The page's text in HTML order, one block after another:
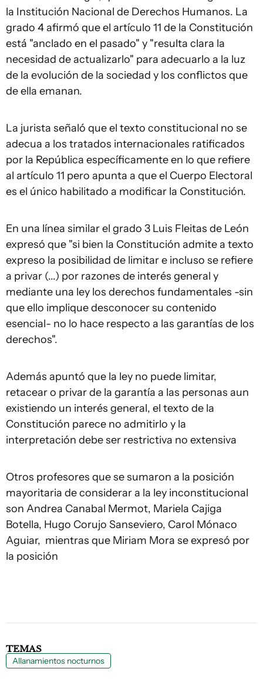
la Institución Nacional de Derechos Humanos. La
grado 4 afirmó que el artículo 11 de la Constitución
está "anclado en el pasado" y "resulta clara la
necesidad de actualizarlo" para adecuarlo a la luz
de la evolución de la sociedad y los conflictos que
de ella emanan.
La jurista señaló que el texto constitucional no se
adecua a los tratados internacionales ratificados
por la República específicamente en lo que refiere
al artículo 11 pero apunta a que el Cuerpo Electoral
es el único habilitado a modificar la Constitución.
En una línea similar el grado 3 Luis Fleitas de León
expresó que "si bien la Constitución admite a texto
expreso la posibilidad de limitar e incluso se refiere
a privar (...) por razones de interés general y
mediante una ley los derechos fundamentales -sin
que ello implique desconocer su contenido
esencial- no lo hace respecto a las garantías de los
derechos".
Además apuntó que la ley no puede limitar,
retacear o privar de la garantía a las personas aun
existiendo un interés general, el texto de la
Constitución parece no admitirlo y la
interpretación debe ser restrictiva no extensiva
Otros profesores que se sumaron a la posición
mayoritaria de considerar a la ley inconstitucional
son Andrea Canabal Mermot, Mariela Cajiga
Botella, Hugo Corujo Sanseviero, Carol Mónaco
Aguiar, mientras que Miriam Mora se expresó por
la posición
TEMAS
Allanamientos nocturnos